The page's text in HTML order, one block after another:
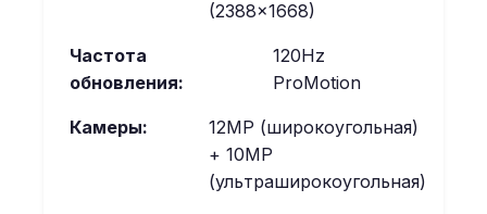
(2388×1668)
Частота
обновления:
120Hz
ProMotion
Камеры:
12MP (широкоугольная)
+ 10MP
(ультраширокоугольная)